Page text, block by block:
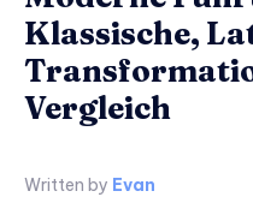
Klassische,
Vergleich
Written by Evan